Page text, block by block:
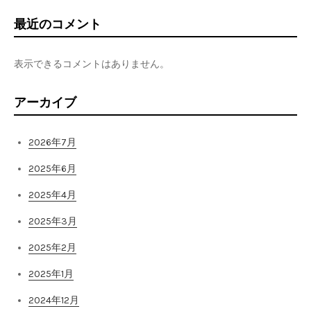
最近のコメント
表示できるコメントはありません。
アーカイブ
2026年7月
2025年6月
2025年4月
2025年3月
2025年2月
2025年1月
2024年12月